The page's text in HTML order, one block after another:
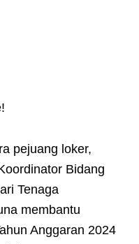
pejuang loker,
Bidang
Tenaga
membantu
Anggaran 2024